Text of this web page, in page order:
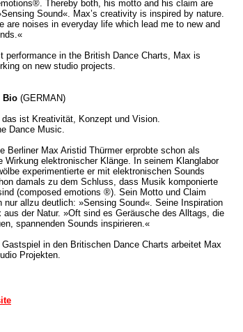
Thereby both, his motto and his claim are
Sound«. Max’s creativity is inspired by nature.
are noises in everyday life which lead me to new and
performance in the British Dance Charts, Max is
on new studio projects.
Bio (GERMAN)
das ist Kreativität, Konzept und Vision.
Dance Music.
Berliner Max Aristid Thürmer erprobte schon als
Wirkung elektronischer Klänge. In seinem Klanglabor
experimentierte er mit elektronischen Sounds
damals zu dem Schluss, dass Musik komponierte
(composed emotions ®). Sein Motto und Claim
nur allzu deutlich: »Sensing Sound«. Seine Inspiration
aus der Natur. »Oft sind es Geräusche des Alltags, die
spannenden Sounds inspirieren.«
Gastspiel in den Britischen Dance Charts arbeitet Max
Projekten.